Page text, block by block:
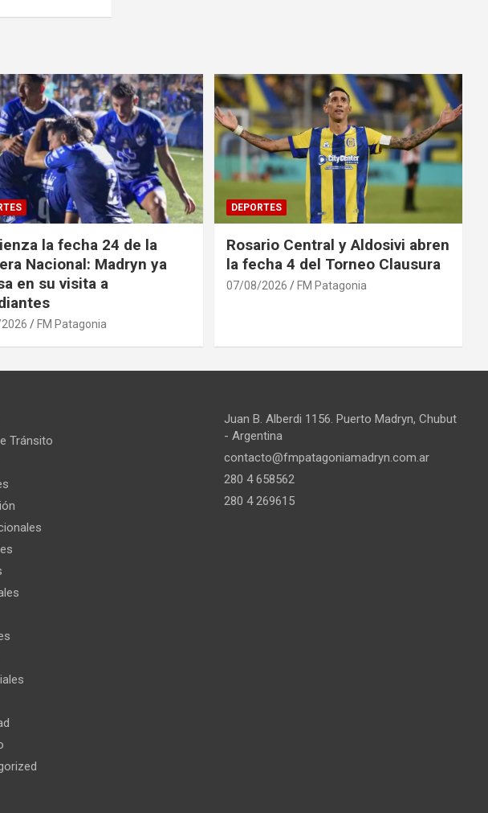
la fecha 24 de la
Nacional: Madryn ya
en su visita a
FM Patagonia
DEPORTES
Rosario Central y Aldosivi abren
la fecha 4 del Torneo Clausura
07/08/2026 FM Patagonia
Tránsito
Juan B. Alberdi 1156. Puerto Madryn, Chubut
- Argentina
contacto@fmpatagoniamadryn.com.ar
280 4 658562
280 4 269615